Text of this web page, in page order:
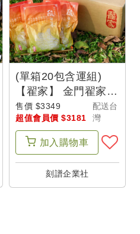
(單箱20包含運組)
【翟家】 金門翟家高
粱酸白菜(600g/包)-
團購優惠
售價 $3349
超值會員價 $3181
配送台
灣
加入購物車
刻譜企業社